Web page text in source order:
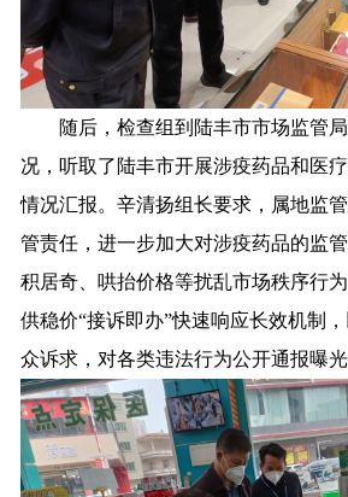
随后，检查组到陆丰市市场监管局
况，听取了陆丰市开展涉疫药品和医
情况汇报。辛清扬组长要求，属地监
管责任，进一步加大对涉疫药品的监
积居奇、哄抬价格等扰乱市场秩序行
供稳价“接诉即办”快速响应长效机制
众诉求，对各类违法行为公开通报曝光